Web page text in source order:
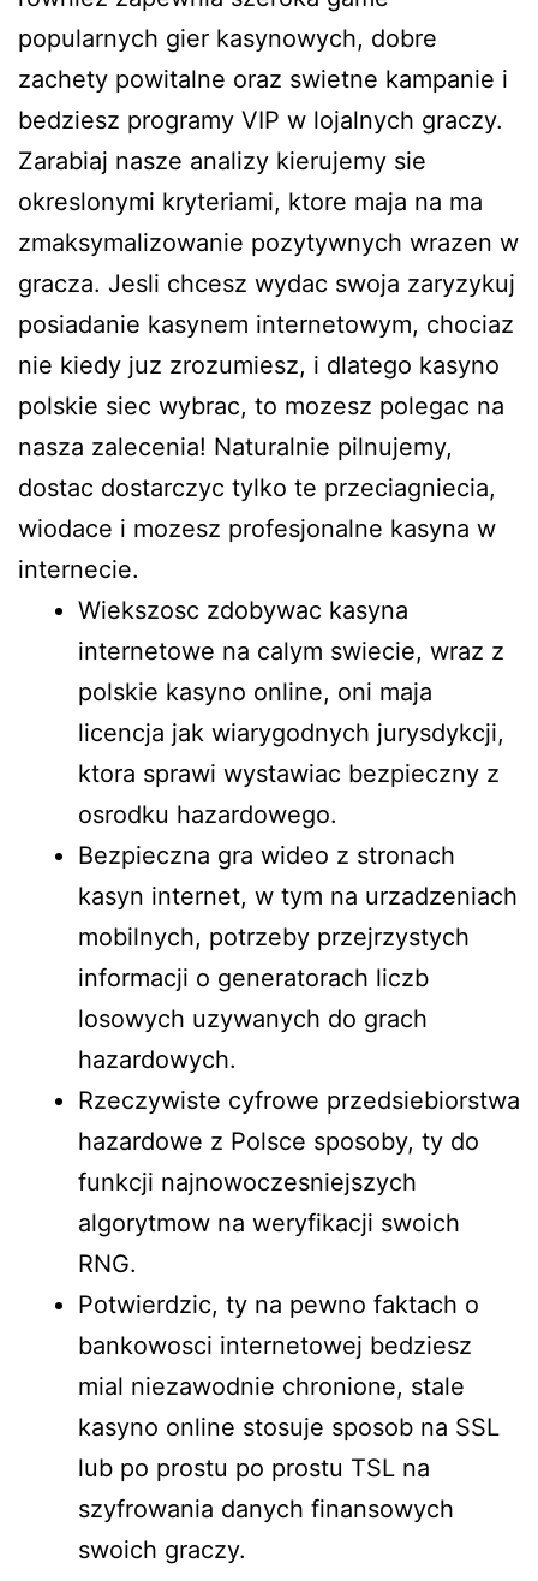
popularnych gier kasynowych, dobre
zachety powitalne oraz swietne kampanie i
bedziesz programy VIP w lojalnych graczy.
Zarabiaj nasze analizy kierujemy sie
okreslonymi kryteriami, ktore maja na ma
zmaksymalizowanie pozytywnych wrazen w
gracza. Jesli chcesz wydac swoja zaryzykuj
posiadanie kasynem internetowym, chociaz
nie kiedy juz zrozumiesz, i dlatego kasyno
polskie siec wybrac, to mozesz polegac na
nasza zalecenia! Naturalnie pilnujemy,
dostac dostarczyc tylko te przeciagniecia,
wiodace i mozesz profesjonalne kasyna w
internecie.
Wiekszosc zdobywac kasyna
internetowe na calym swiecie, wraz z
polskie kasyno online, oni maja
licencja jak wiarygodnych jurysdykcji,
ktora sprawi wystawiac bezpieczny z
osrodku hazardowego.
Bezpieczna gra wideo z stronach
kasyn internet, w tym na urzadzeniach
mobilnych, potrzeby przejrzystych
informacji o generatorach liczb
losowych uzywanych do grach
hazardowych.
Rzeczywiste cyfrowe przedsiebiorstwa
hazardowe z Polsce sposoby, ty do
funkcji najnowoczesniejszych
algorytmow na weryfikacji swoich
RNG.
Potwierdzic, ty na pewno faktach o
bankowosci internetowej bedziesz
mial niezawodnie chronione, stale
kasyno online stosuje sposob na SSL
lub po prostu po prostu TSL na
szyfrowania danych finansowych
swoich graczy.